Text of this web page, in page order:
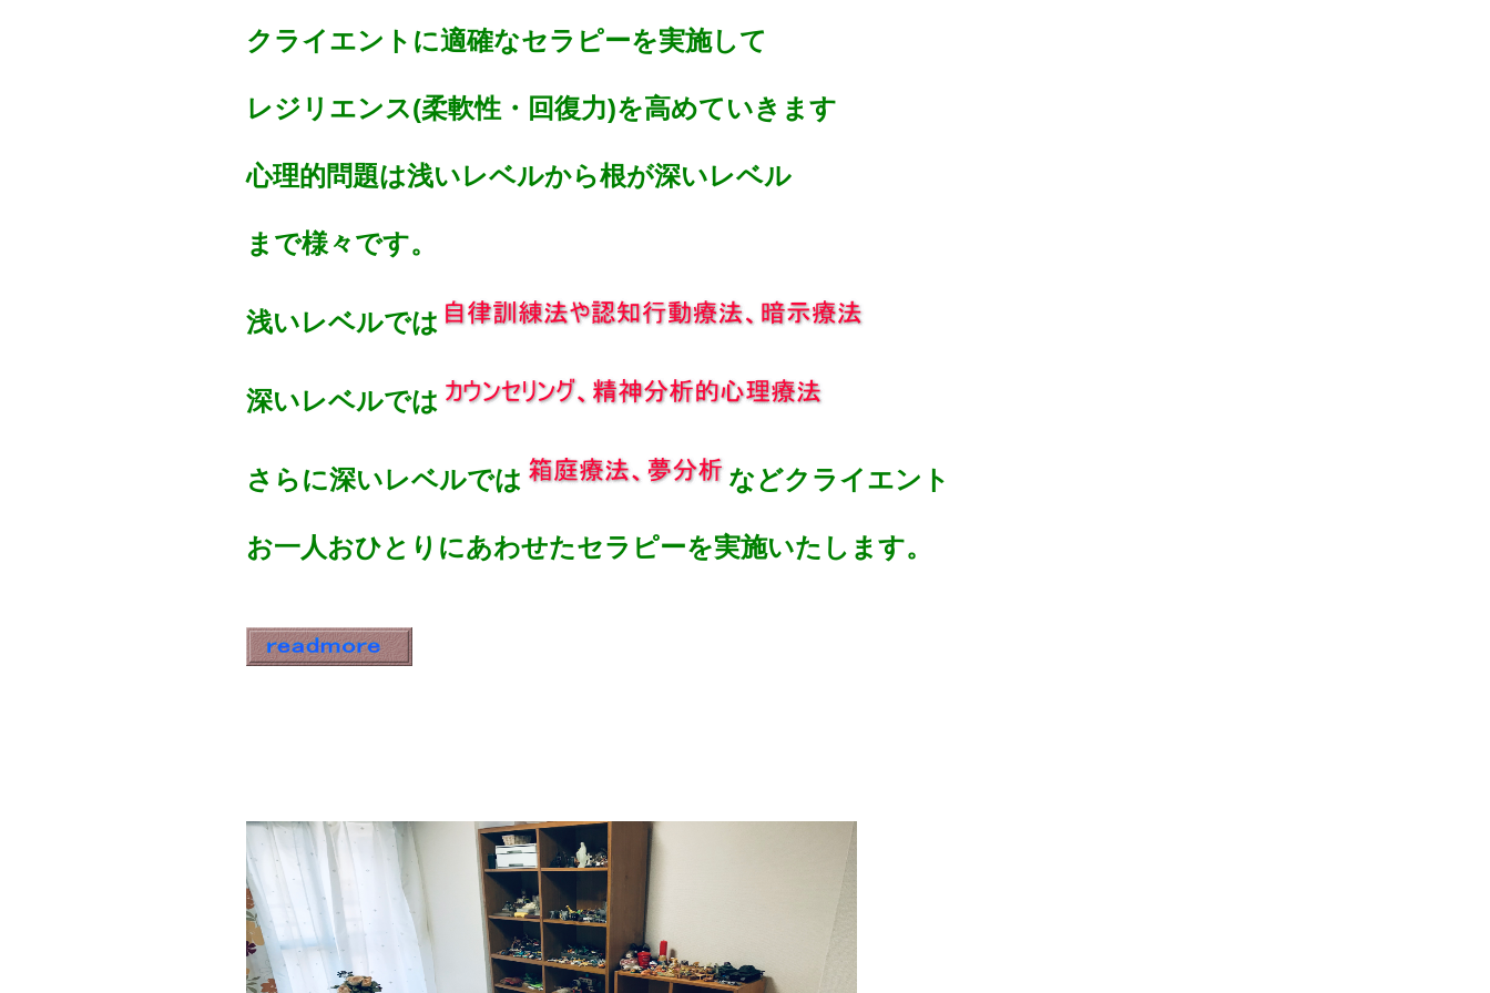
クライエントに適確なセラピーを実施して
レジリエンス(柔軟性・回復力)を高めていきます
心理的問題は浅いレベルから根が深いレベル
まで様々です。
浅いレベルでは
深いレベルでは
さらに深いレベルでは などクライエント
お一人おひとりにあわせたセラピーを実施いたします。